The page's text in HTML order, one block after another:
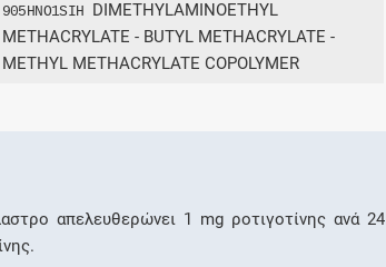
905HNO1SIH DIMETHYLAMINOETHYL
METHACRYLATE - BUTYL METHACRYLATE -
METHYL METHACRYLATE COPOLYMER
απελευθερώνει 1 mg ροτιγοτίνης ανά 24